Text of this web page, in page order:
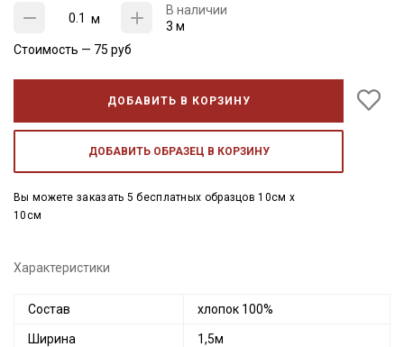
м
В наличии
3 м
Стоимость — 75 руб
ДОБАВИТЬ В КОРЗИНУ
ДОБАВИТЬ ОБРАЗЕЦ В КОРЗИНУ
Вы можете заказать 5 бесплатных образцов 10см x
10см
Характеристики
Состав хлопок 100%
Ширина 1,5м